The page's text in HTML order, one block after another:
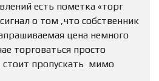
есть пометка «торг
о том ,что собственник
цена немного
торговаться просто
пропускать мимо